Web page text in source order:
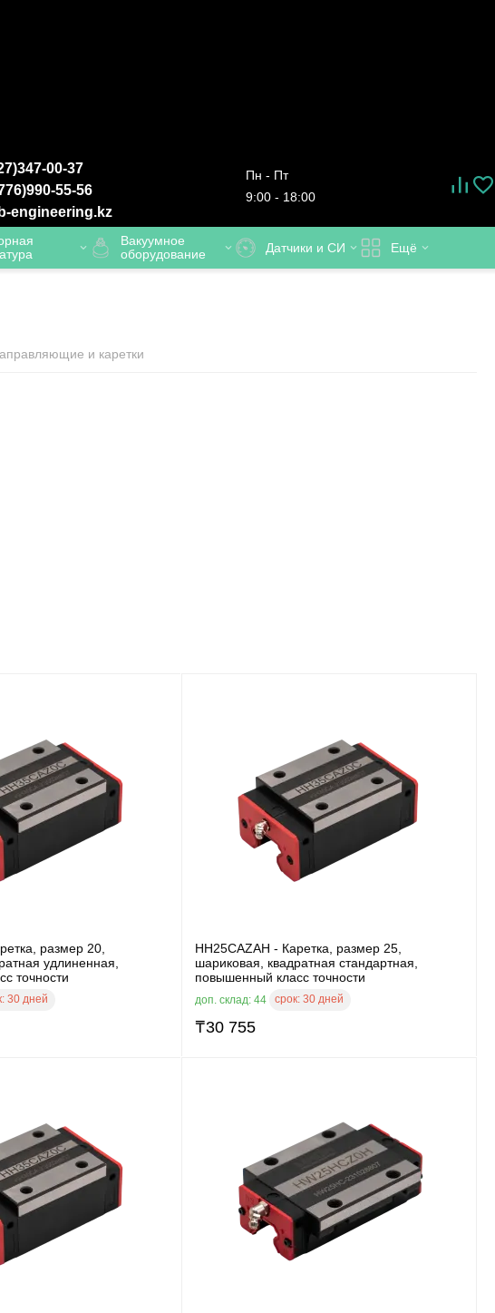
00-37
55-56
engineering.kz
Пн - Пт
9:00 - 18:00
Вакуумное
оборудование
Датчики и СИ Ещё
и каретки
размер 20,
удлиненная,
точности
30 дней
HH25CAZAH - Каретка, размер 25,
шариковая, квадратная стандартная,
повышенный класс точности
доп. склад: 44 срок: 30 дней
₸30 755